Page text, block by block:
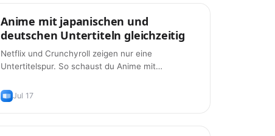
Tipps
Anime mit japanischen und
deutschen Untertiteln gleichzeitig
Netflix und Crunchyroll zeigen nur eine
Untertitelspur. So schaust du Anime mit
– kostenlos, 2026.
Jul 17